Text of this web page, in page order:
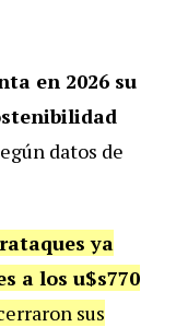
en 2026 su
datos de
ya
a los u$s770
sus